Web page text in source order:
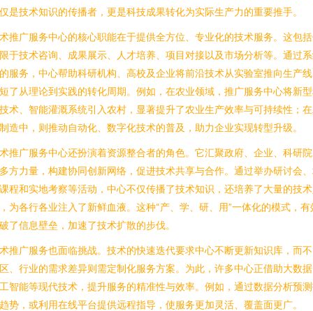
是技术知识的传播者，更是科技成果转化为实际生产力的重要推手。
推广服务中心的核心职能在于提供全方位、专业化的技术服务。这包
于技术咨询、成果展示、人才培养、项目对接以及市场分析等。通过
服务，中心帮助科研机构、高校及企业将前沿技术从实验室推向生产
了从理论到实践的转化周期。例如，在农业领域，推广服务中心将新
术、智能灌溉系统引入农村，显著提升了农业生产效率与可持续性；
造中，则推动自动化、数字化技术的普及，助力企业实现转型升级。
推广服务中心还扮演着资源整合者的角色。它汇聚政府、企业、科研
方力量，构建协同创新网络，促进技术共享与合作。通过举办研讨会
程和实地考察等活动，中心不仅传播了技术知识，还培养了大量的技
为各行各业注入了新鲜血液。这种“产、学、研、用”一体化的模式，有
了信息壁垒，加速了技术扩散的步伐。
推广服务也面临挑战。技术的快速迭代要求中心不断更新知识库，而
、行业的需求差异则需定制化服务方案。为此，许多中心正借助大数
智能等现代技术，提升服务的精准性与效率。例如，通过数据分析预
势，或利用在线平台提供远程指导，使服务更加灵活、覆盖面更广。